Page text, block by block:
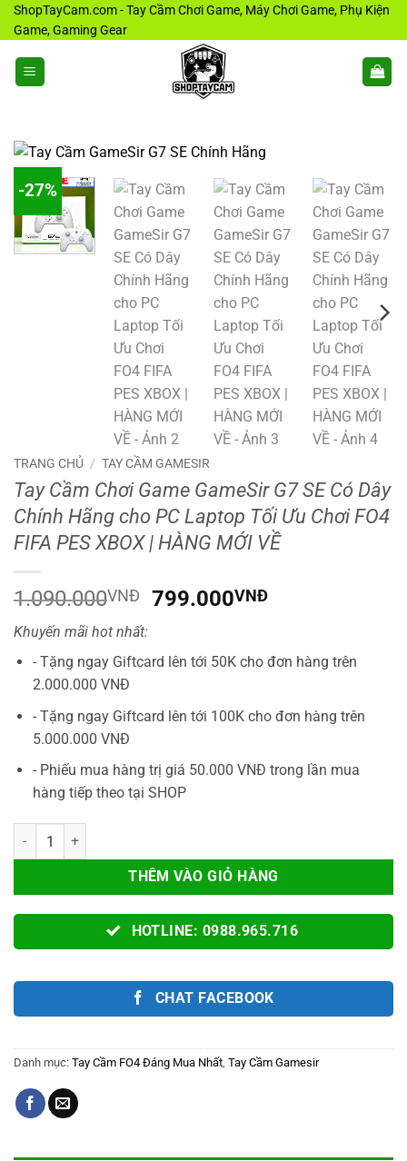
Bỏ
qua
nội
dung
ShopTayCam.com - Tay Cầm Chơi Game, Máy Chơi Game, Phụ Kiện
Game, Gaming Gear
-27%
TRANG CHỦ / TAY CẦM GAMESIR
Tay Cầm Chơi Game GameSir G7 SE Có Dây
Chính Hãng cho PC Laptop Tối Ưu Chơi FO4
FIFA PES XBOX | HÀNG MỚI VỀ
1.090.000VNĐ
Giá
1.090.000VNĐ.
799.000VNĐGiá
là:
Khuyến mãi hot nhất:
- Tặng ngay Giftcard lên tới 50K cho đơn hàng trên
2.000.000 VNĐ
- Tặng ngay Giftcard lên tới 100K cho đơn hàng trên
5.000.000 VNĐ
- Phiếu mua hàng trị giá 50.000 VNĐ trong lần mua
hàng tiếp theo tại SHOP
Tay Cầm Chơi Game GameSir G7 SE Có Dây Chính Hãng cho PC
THÊM VÀO GIỎ HÀNG
HOTLINE: 0988.965.716
CHAT FACEBOOK
Danh mục: Tay Cầm FO4 Đáng Mua Nhất, Tay Cầm Gamesir